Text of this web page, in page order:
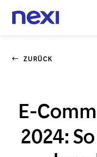
ZURÜCK
E-
2024: